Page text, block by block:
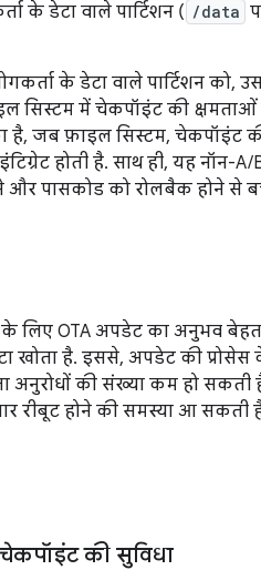
के डेटा वाले पार्टिशन ( /data
के डेटा वाले पार्टिशन को,
सिस्टम में चेकपॉइंट की
जब फ़ाइल सिस्टम, चेकपॉइंट
होती है. साथ ही, यह
पासकोड को रोलबैक होने से
लिए OTA अपडेट का अनुभव
खोता है. इससे, अपडेट की
की संख्या कम हो सकती
रीबूट होने की समस्या आ सकती
की सुविधा